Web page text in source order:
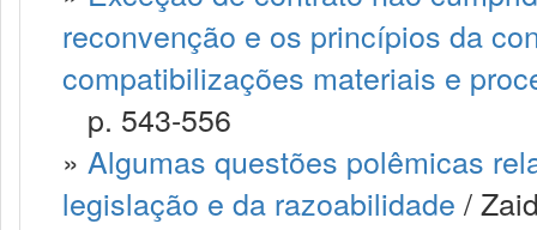
reconvenção e os princípios da
compatibilizações materiais e
p. 543-556
» Algumas questões polêmicas
legislação e da razoabilidade /